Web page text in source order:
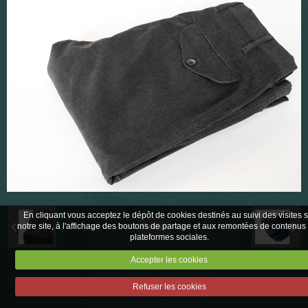
Retour
Mentions légales
En cliquant vous acceptez le dépôt de cookies destinés au suivi des visites
notre site, à l'affichage des boutons de partage et aux remontées de contenus
plateformes sociales.
Accepter les cookies
Refuser les cookies